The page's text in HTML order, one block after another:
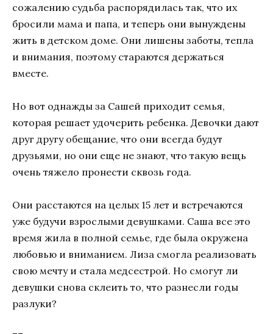
сожалению судьба распорядилась так, что их
бросили мама и папа, и теперь они вынуждены
жить в детском доме. Они лишены заботы, тепла
и внимания, поэтому стараются держаться
вместе.
Но вот однажды за Сашей приходит семья,
которая решает удочерить ребенка. Девочки дают
друг другу обещание, что они всегда будут
друзьями, но они еще не знают, что такую вещь
очень тяжело пронести сквозь года.
Они расстаются на целых 15 лет и встречаются
уже будучи взрослыми девушками. Саша все это
время жила в полной семье, где была окружена
любовью и вниманием. Лиза смогла реализовать
свою мечту и стала медсестрой. Но смогут ли
девушки снова склеить то, что разнесли годы
разлуки?